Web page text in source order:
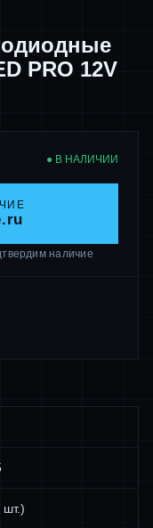
PRO 12V
● В НАЛИЧИИ
наличие
шт.)